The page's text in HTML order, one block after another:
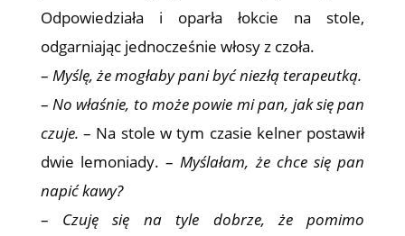
Odpowiedziała i oparła łokcie na stole,
odgarniając jednocześnie włosy z czoła.
– Myślę, że mogłaby pani być niezłą terapeutką.
–No właśnie, to może powie mi pan, jak się pan
czuje. – Na stole w tym czasie kelner postawił
dwie lemoniady. –Myślałam, że chce się pan
napić kawy?
– Czuję się na tyle dobrze, że pomimo